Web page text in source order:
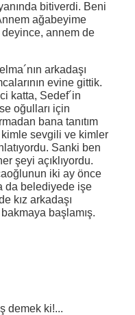
bitiverdi. Beni
ağabeyime
deyince, annem de
arkadaşı
evine gittik.
katta, Sedef´in
oğulları için
bana tanıtım
sevgili ve kimler
Sanki ben
şeyi açıklıyordu.
iki ay önce
da belediyede işe
kız arkadaşı
başlamış.
ki!...